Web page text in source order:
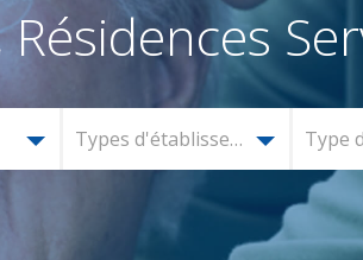
Types d'établissement Type